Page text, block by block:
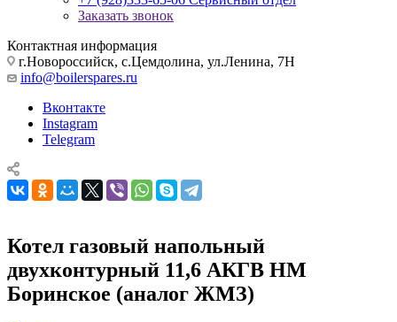
Заказать звонок
Контактная информация
г.Новороссийск, с.Цемдолина, ул.Ленина, 7Н
info@boilerspares.ru
Вконтакте
Instagram
Telegram
Котел газовый напольный
двухконтурный 11,6 АКГВ НМ
Боринское (аналог ЖМЗ)